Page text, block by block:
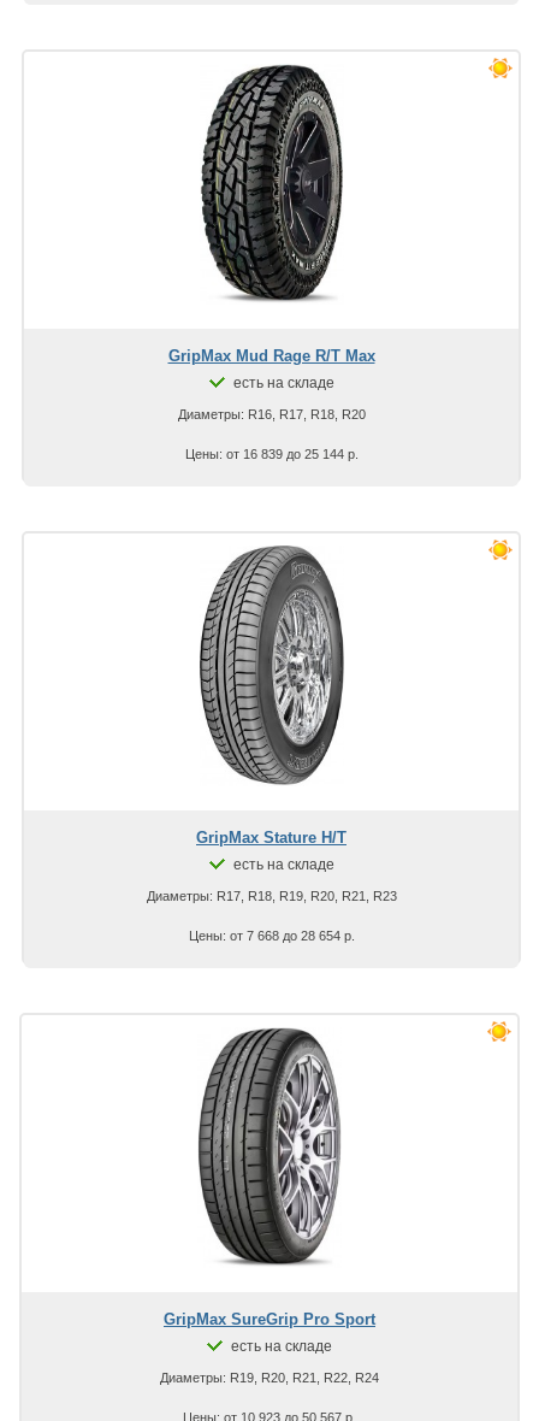
GripMax Mud Rage R/T Max
есть на складе
Диаметры: R16, R17, R18, R20
Цены: от 16 839 до 25 144 р.
GripMax Stature H/T
есть на складе
Диаметры: R17, R18, R19, R20, R21, R23
Цены: от 7 668 до 28 654 р.
GripMax SureGrip Pro Sport
есть на складе
Диаметры: R19, R20, R21, R22, R24
Цены: от 10 923 до 50 567 р.